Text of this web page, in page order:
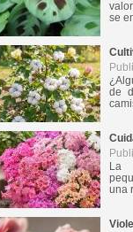
se
de
La
una